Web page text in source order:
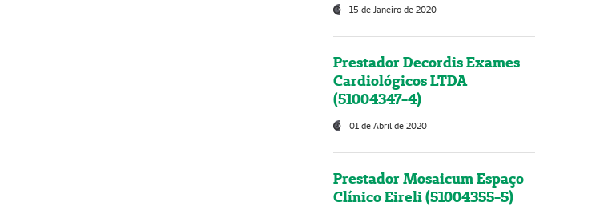
15 de Janeiro de 2020
Prestador Decordis Exames
Cardiológicos LTDA
(51004347-4)
01 de Abril de 2020
Prestador Mosaicum Espaço
Clínico Eireli (51004355-5)